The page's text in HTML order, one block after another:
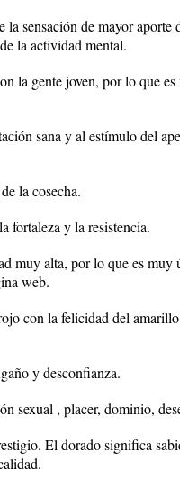
sensación de mayor
la actividad mental.
la gente joven, por lo que
sana y al estímulo del
la cosecha.
fortaleza y la resistencia.
muy alta, por lo que es muy
web.
con la felicidad del
y desconfianza.
sexual , placer, dominio,
El dorado significa